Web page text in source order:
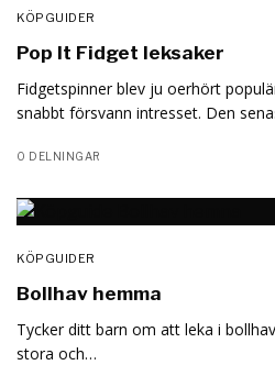
KÖPGUIDER
Pop It Fidget leksaker
Fidgetspinner blev ju oerhört
snabbt försvann intresset. Den
0 DELNINGAR
KÖPGUIDER
Bollhav hemma
Tycker ditt barn om att leka i
stora och…